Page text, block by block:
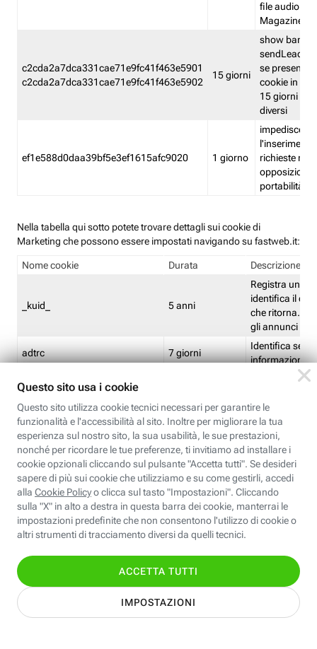
file audio del
Magazine
c2cda2a7dca331cae71e9fc41f463e5901
c2cda2a7dca331cae71e9fc41f463e5902
15 giorni
show banner
sendLead
se presenti
cookie in un
15 giorni e
diversi
ef1e588d0daa39bf5e3ef1615afc9020 1 giorno
impedisce
l'inserimento
richieste
opposizione
portabilità
Nella tabella qui sotto potete trovare dettagli sui cookie di
Marketing che possono essere impostati navigando su fastweb.it:
Nome cookie Durata Descrizione
_kuid_ 5 anni
Registra un ID
identifica il
che ritorna.
gli annunci
adtrc 7 giorni
Identifica se
informazioni
CFFC<TagID>
Limite di
CM 1 giorno
Identifica se
ricontrollare
corrispondenti
(impostata da
CM14 14 giorni
Identifica se
ricontrollare
corrispondenti
(impostata da
pagine
EBFC<BannerID> 7 giorni
Identifica la
banner
Identifica la